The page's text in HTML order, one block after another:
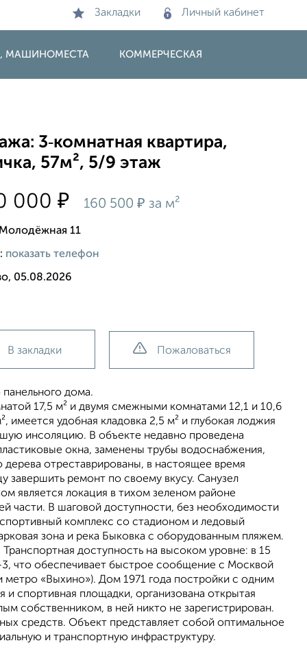
Закладки Личный кабинет
МАШИНОМЕСТА КОММЕРЧЕСКАЯ
3‑комнатная квартира,
57м², 5/9 этаж
000₽ 160 500₽ за м²
11
показать телефон
05.08.2026
В закладки Пожаловаться
дома.
17,5 м² и двумя смежными комнатами 12,1 и 10,6
имеется удобная кладовка 2,5 м² и глубокая лоджия
инсоляцию. В объекте недавно проведена
окна, заменены трубы водоснабжения,
дерева отреставрированы, в настоящее время
завершить ремонт по своему вкусу. Санузел
является локация в тихом зеленом районе
части. В шаговой доступности, без необходимости
комплекс со стадионом и ледовый
зона и река Быковка с оборудованным пляжем.
доступность на высоком уровне: в 15
что обеспечивает быстрое сообщение с Москвой
метро «Выхино»). Дом 1971 года постройки с одним
спортивная площадки, организована открытая
собственником, в ней никто не зарегистрирован.
средств. Объект представляет собой оптимальное
и транспортную инфраструктуру.